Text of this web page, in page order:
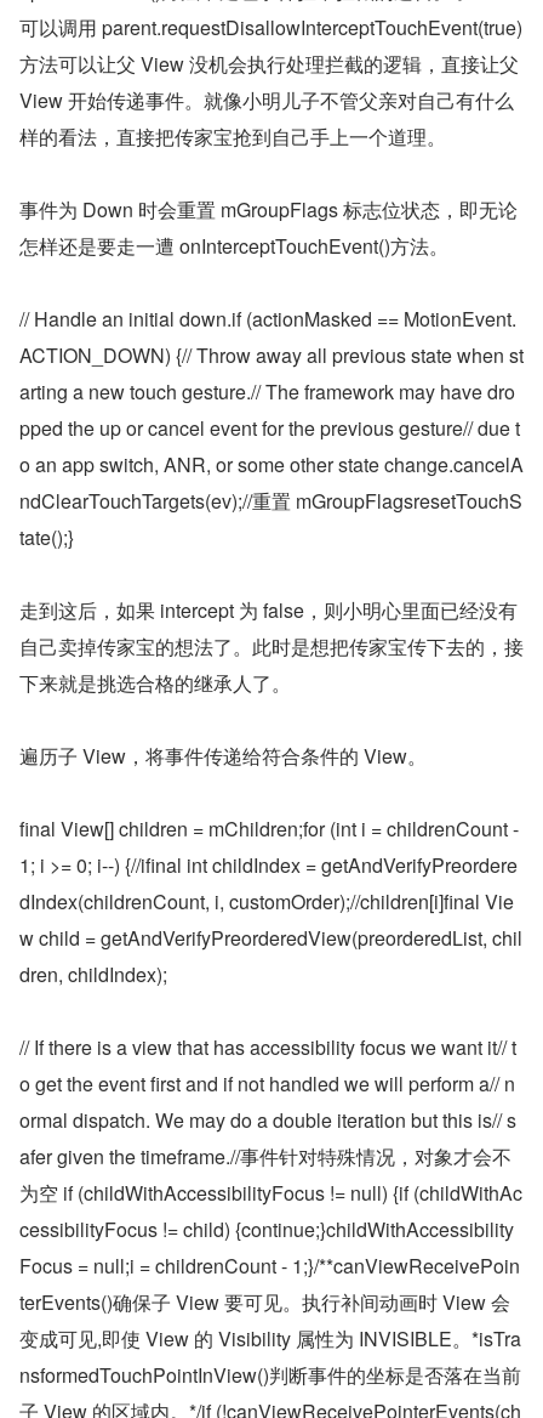
可以调用 parent.requestDisallowInterceptTouchEvent(true)
方法可以让父 View 没机会执行处理拦截的逻辑，直接让父
View 开始传递事件。就像小明儿子不管父亲对自己有什么
样的看法，直接把传家宝抢到自己手上一个道理。
事件为 Down 时会重置 mGroupFlags 标志位状态，即无论
怎样还是要走一遭 onInterceptTouchEvent()方法。
// Handle an initial down.if (actionMasked == MotionEvent.
ACTION_DOWN) {// Throw away all previous state when st
arting a new touch gesture.// The framework may have dro
pped the up or cancel event for the previous gesture// due t
o an app switch, ANR, or some other state change.cancelA
ndClearTouchTargets(ev);//重置 mGroupFlagsresetTouchS
tate();}
走到这后，如果 intercept 为 false，则小明心里面已经没有
自己卖掉传家宝的想法了。此时是想把传家宝传下去的，接
下来就是挑选合格的继承人了。
遍历子 View，将事件传递给符合条件的 View。
final View[] children = mChildren;for (int i = childrenCount -
1; i >= 0; i--) {//ifinal int childIndex = getAndVerifyPreordere
dIndex(childrenCount, i, customOrder);//children[i]final Vie
w child = getAndVerifyPreorderedView(preorderedList, chil
dren, childIndex);
// If there is a view that has accessibility focus we want it// t
o get the event first and if not handled we will perform a// n
ormal dispatch. We may do a double iteration but this is// s
afer given the timeframe.//事件针对特殊情况，对象才会不
为空 if (childWithAccessibilityFocus != null) {if (childWithAc
cessibilityFocus != child) {continue;}childWithAccessibility
Focus = null;i = childrenCount - 1;}/**canViewReceivePoin
terEvents()确保子 View 要可见。执行补间动画时 View 会
变成可见,即使 View 的 Visibility 属性为 INVISIBLE。*isTra
nsformedTouchPointInView()判断事件的坐标是否落在当前
子 View 的区域内。*/if (!canViewReceivePointerEvents(ch